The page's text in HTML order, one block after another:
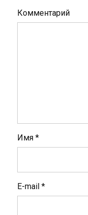
Комментарий
Имя *
E-mail *